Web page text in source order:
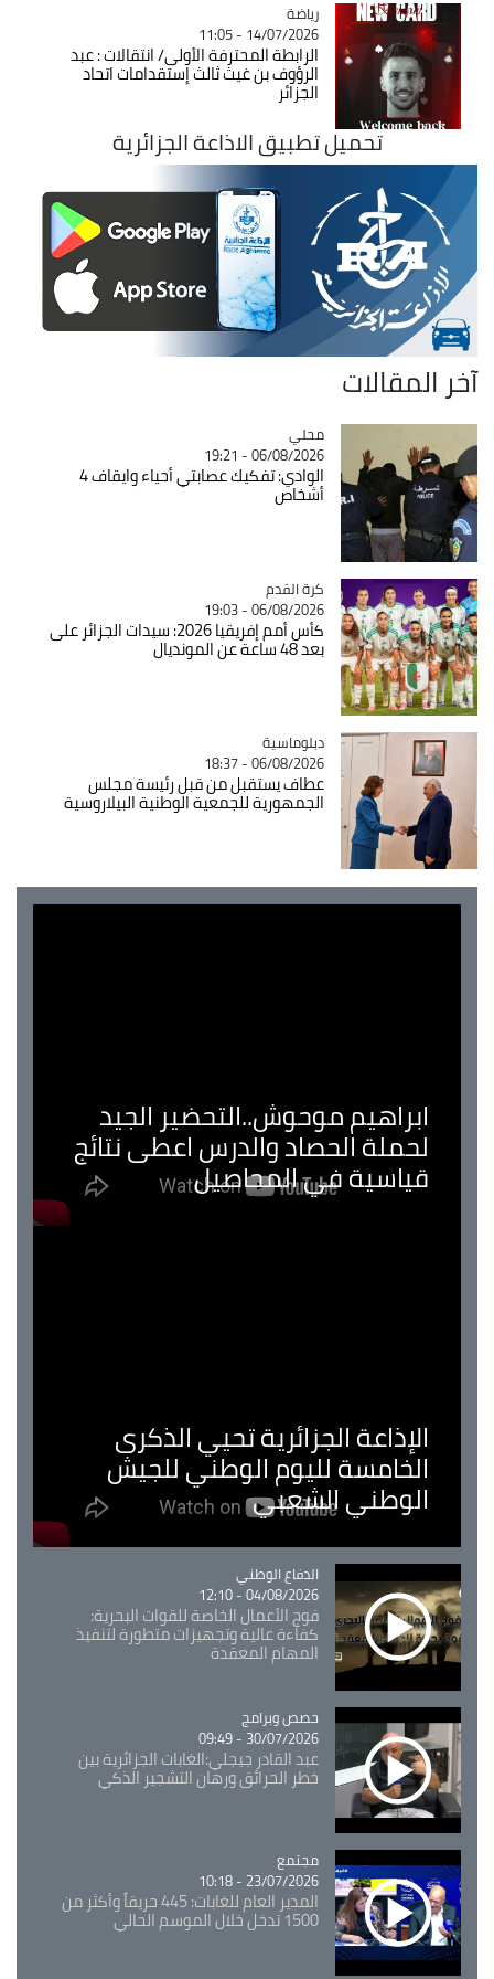
Catégorie
رياضة
14/07/2026 - 11:05
الرابطة المحترفة الأولى/ انتقالات : عبد
الرؤوف بن غيث ثالث إستقدامات اتحاد
الجزائر
تحميل تطبيق الاذاعة الجزائرية
آخر المقالات
Catégorie
محلي
06/08/2026 - 19:21
الوادي: تفكيك عصابتي أحياء وايقاف 4
أشخاص
Catégorie
كرة القدم
06/08/2026 - 19:03
كأس أمم إفريقيا 2026: سيدات الجزائر على
بعد 48 ساعة عن المونديال
Catégorie
دبلوماسية
06/08/2026 - 18:37
عطاف يستقبل من قبل رئيسة مجلس
الجمهورية للجمعية الوطنية البيلاروسية
ابراهيم موحوش..التحضير الجيد
لحملة الحصاد والدرس اعطى نتائج
قياسية في المحاصيل
الإذاعة الجزائرية تحيي الذكرى
الخامسة لليوم الوطني للجيش
الوطني الشعبي
Catégorie
الدفاع الوطني
04/08/2026 - 12:10
فوج الأعمال الخاصة للقوات البحرية:
كفاءة عالية وتجهيزات متطورة لتنفيذ
المهام المعقدة
Catégorie
حصص وبرامج
30/07/2026 - 09:49
عبد القادر جيجلي:الغابات الجزائرية بين
خطر الحرائق ورهان التشجير الذكي
Catégorie
مجتمع
23/07/2026 - 10:18
المدير العام للغابات: 445 حريقاً وأكثر من
1500 تدخل خلال الموسم الحالي